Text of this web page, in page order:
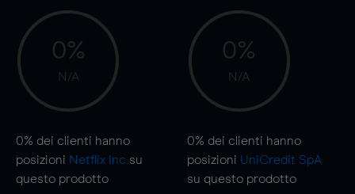
0%
N/A
0% dei clienti hanno
posizioni Netflix Inc su
questo prodotto
0%
N/A
0% dei clienti hanno
posizioni UniCredit SpA
su questo prodotto